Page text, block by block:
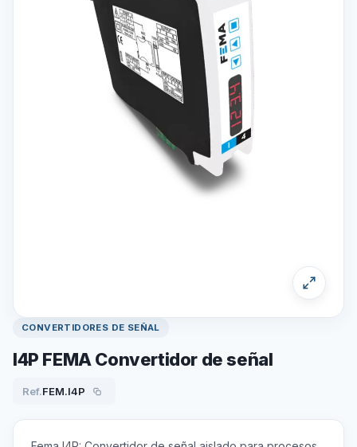
CONVERTIDORES DE SEÑAL
I4P FEMA Convertidor de señal
Ref.FEM.I4P